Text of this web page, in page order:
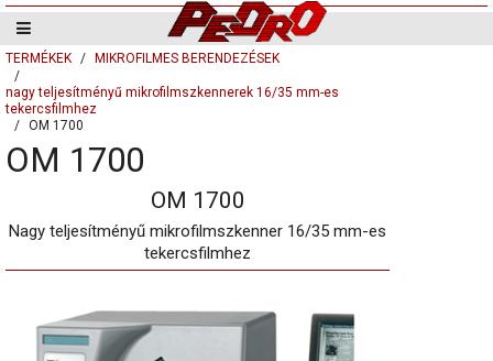
TERMÉKEK MIKROFILMES BERENDEZÉSEK
nagy teljesítményű mikrofilmszkennerek 16/35 mm-es
tekercsfilmhez
OM 1700
OM 1700
OM 1700
Nagy teljesítményű mikrofilmszkenner 16/35 mm-es
tekercsfilmhez